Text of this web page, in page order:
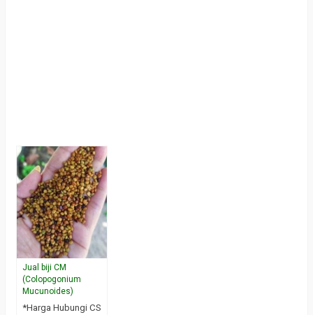
Jual biji CM
(Colopogonium
Mucunoides)
*Harga Hubungi CS